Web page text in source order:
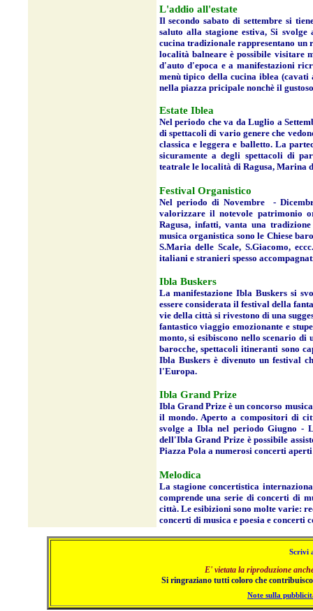
L'addio all'estate
Il secondo sabato di settembre si
saluto alla stagione estiva, Si
cucina tradizionale rappresentano
località balneare è possibile visitare
d'auto d'epoca e a manifestazioni
menù tipico della cucina iblea (cavati
nella piazza pricipale nonchè il
Estate Iblea
Nel periodo che va da Luglio a
di spettacoli di vario genere che
classica e leggera e balletto. La
sicuramente a degli spettacoli di
teatrale le località di Ragusa, Marina
Festival Organistico
Nel periodo di Novembre -
valorizzare il notevole patrimonio
Ragusa, infatti, vanta una
musica organistica sono le Chiese
S.Maria delle Scale, S.Giacomo,
italiani e stranieri spesso
Ibla Buskers
La manifestazione Ibla Buskers si
essere considerata il festival della
vie della città si rivestono di una
fantastico viaggio emozionante e
monto, si esibiscono nello scenario
barocche, spettacoli itineranti sono
Ibla Buskers è divenuto un festival
l'Europa.
Ibla Grand Prize
Ibla Grand Prize è un concorso
il mondo. Aperto a compositori di
svolge a Ibla nel periodo Giugno -
dell'Ibla Grand Prize è possibile
Piazza Pola a numerosi concerti
Melodica
La stagione concertistica
comprende una serie di concerti di
città. Le esibizioni sono molte varie:
concerti di musica e poesia e concerti
Scrivi
E' vietata la riproduzione
Si ringraziano tutti coloro che
Note sulla